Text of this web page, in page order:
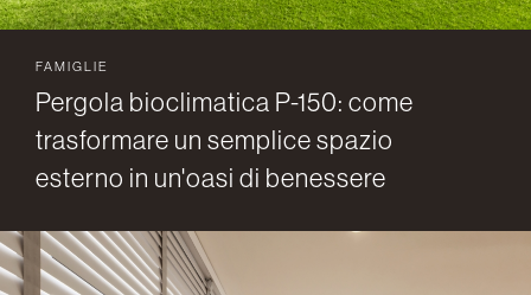
FAMIGLIE
Pergola bioclimatica P-150: come
trasformare un semplice spazio
esterno in un'oasi di benessere